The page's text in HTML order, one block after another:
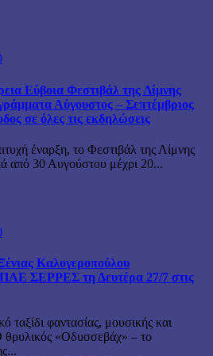
Εύβοια Φεστιβάλ της Λίμνης
Αύγουστος – Σεπτέμβριος
σε όλες τις εκδηλώσεις
έναρξη, το Φεστιβάλ της Λίμνης
από 30 Αυγούστου μέχρι 20...
Καλογεροπούλου
ΣΕΡΡΕΣ τη Δευτέρα 27/7 στις
φαντασίας, μουσικής και
θρυλικός «Οδυσσεβάχ» – το